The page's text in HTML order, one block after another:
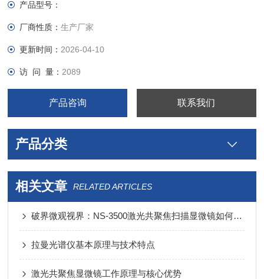
产品型号：
厂商性质：生产厂家
更新时间： 2026-04-10
访 问 量： 2089
产品咨询 联系我们
产品分类
相关文章 RELATED ARTICLES
破界微观视界：NS-3500激光共聚焦扫描显微镜如何重新定义非接触式3D测量？
拉曼光谱仪基本原理与技术特点
激光共聚焦显微镜工作原理与核心优势